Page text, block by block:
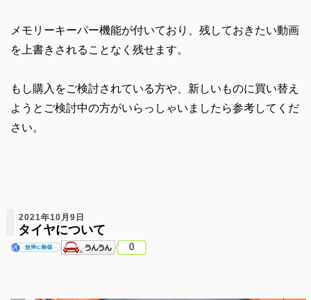
メモリーキーパー機能が付いており、残しておきたい動画
を上書きされることなく残せます。
もし購入をご検討されている方や、新しいものに買い替え
ようとご検討中の方がいらっしゃいましたら参考してくだ
さい。
2021年10月9日
タイヤについて
0